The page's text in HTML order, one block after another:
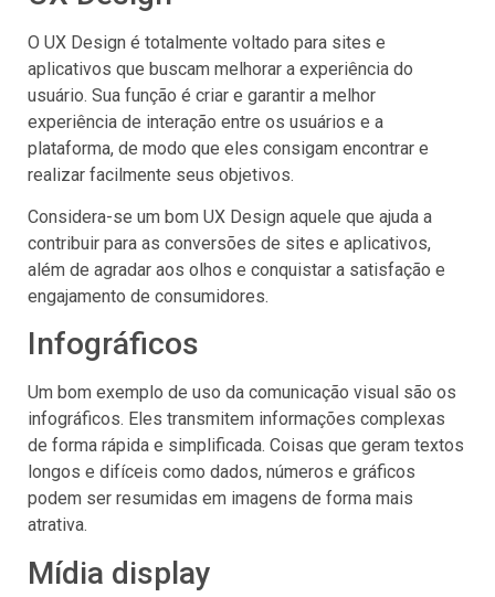
O UX Design é totalmente voltado para sites e
aplicativos que buscam melhorar a experiência do
usuário. Sua função é criar e garantir a melhor
experiência de interação entre os usuários e a
plataforma, de modo que eles consigam encontrar e
realizar facilmente seus objetivos.
Considera-se um bom UX Design aquele que ajuda a
contribuir para as conversões de sites e aplicativos,
além de agradar aos olhos e conquistar a satisfação e
engajamento de consumidores.
Infográficos
Um bom exemplo de uso da comunicação visual são os
infográficos. Eles transmitem informações complexas
de forma rápida e simplificada. Coisas que geram textos
longos e difíceis como dados, números e gráficos
podem ser resumidas em imagens de forma mais
atrativa.
Mídia display